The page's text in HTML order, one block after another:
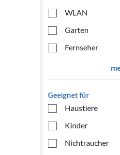
WLAN
Garten
Fernseher
Geeignet für
Haustiere
Kinder
Nichtraucher